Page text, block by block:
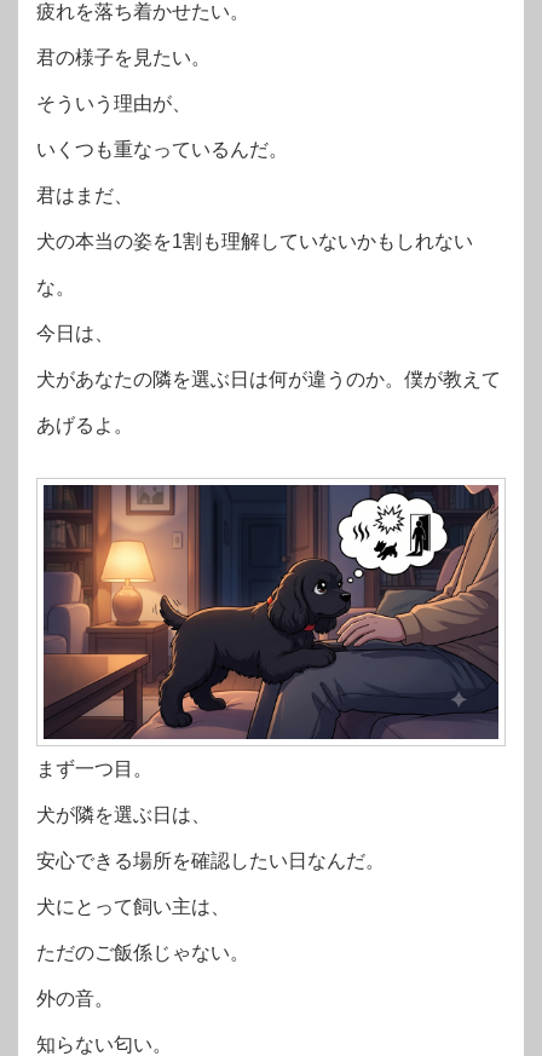
疲れを落ち着かせたい。
君の様子を見たい。
そういう理由が、
いくつも重なっているんだ。
君はまだ、
犬の本当の姿を1割も理解していないかもしれない
な。
今日は、
犬があなたの隣を選ぶ日は何が違うのか。僕が教えて
あげるよ。
まず一つ目。
犬が隣を選ぶ日は、
安心できる場所を確認したい日なんだ。
犬にとって飼い主は、
ただのご飯係じゃない。
外の音。
知らない匂い。